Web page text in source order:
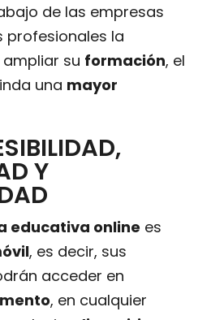
de las empresas
profesionales la
su formación, el
una mayor
Y
educativa online es
, es decir, sus
acceder en
, en cualquier